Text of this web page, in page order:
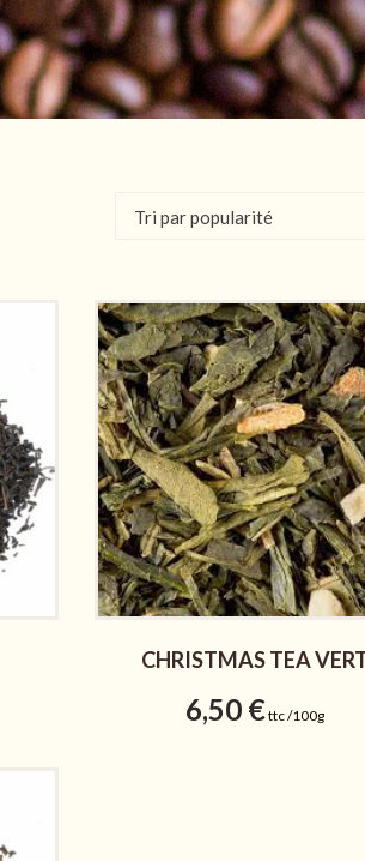
CHRISTMAS TEA
6,50 €ttc /100g